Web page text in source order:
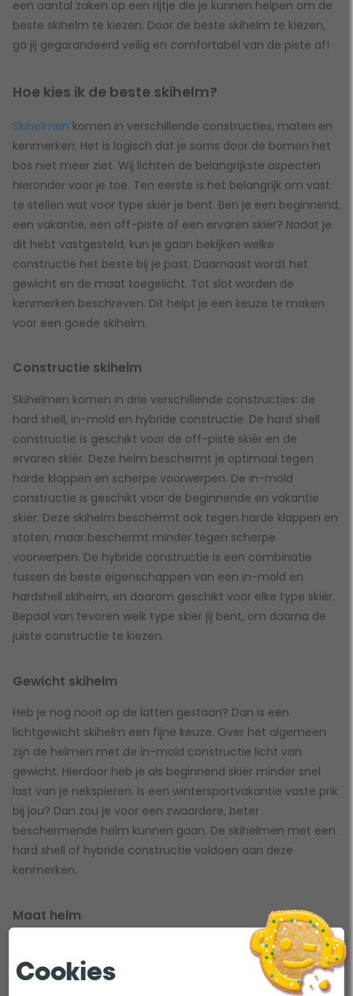
een aantal zaken op een rijtje die je kunnen helpen om de
beste skihelm te kiezen. Door de beste skihelm te kiezen,
ga jij gegarandeerd veilig en comfortabel van de piste af!
Hoe kies ik de beste skihelm?
Skihelmen komen in verschillende constructies, maten en
kenmerken. Het is logisch dat je soms door de bomen het
bos niet meer ziet. Wij lichten de belangrijkste aspecten
hieronder voor je toe. Ten eerste is het belangrijk om vast
te stellen wat voor type skiër je bent. Ben je een beginnend,
een vakantie, een off-piste of een ervaren skiër? Nadat je
dit hebt vastgesteld, kun je gaan bekijken welke
constructie het beste bij je past. Daarnaast wordt het
gewicht en de maat toegelicht. Tot slot worden de
kenmerken beschreven. Dit helpt je een keuze te maken
voor een goede skihelm.
Constructie skihelm
Skihelmen komen in drie verschillende constructies: de
hard shell, in-mold en hybride constructie. De hard shell
constructie is geschikt voor de off-piste skiër en de
ervaren skiër. Deze helm beschermt je optimaal tegen
harde klappen en scherpe voorwerpen. De in-mold
constructie is geschikt voor de beginnende en vakantie
skiër. Deze skihelm beschermt ook tegen harde klappen en
stoten, maar beschermt minder tegen scherpe
voorwerpen. De hybride constructie is een combinatie
tussen de beste eigenschappen van een in-mold en
hardshell skihelm, en daarom geschikt voor elke type skiër.
Bepaal van tevoren welk type skiër jij bent, om daarna de
juiste constructie te kiezen.
Gewicht skihelm
Heb je nog nooit op de latten gestaan? Dan is een
lichtgewicht skihelm een fijne keuze. Over het algemeen
zijn de helmen met de in-mold constructie licht van
gewicht. Hierdoor heb je als beginnend skiër minder snel
last van je nekspieren. Is een wintersportvakantie vaste prik
bij jou? Dan zou je voor een zwaardere, beter
beschermende helm kunnen gaan. De skihelmen met een
hard shell of hybride constructie voldoen aan deze
kenmerken.
Maat helm
Uiteraard is het belangrijk dat jouw skihelm naadloos
aansluit op je hoofd. Per merk is de maatvoering
verschillend. Het is dan ook een must om je hoofdomtrek
Cookies